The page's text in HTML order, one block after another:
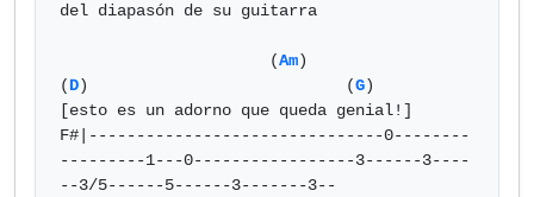
del diapasón de su guitarra
                      (
Am)
(D)                           (G)
[esto es un adorno que queda genial!]
F#|-------------------------------0--------
---------1---0-----------------3------3----
--3/5------5------3-------3--